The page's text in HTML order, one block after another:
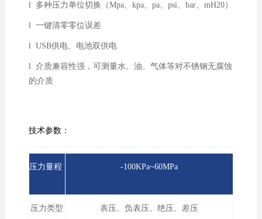
l 多种压力单位切换（Mpa、kpa、pa、psi、bar、mH20）
l 一键清零零位误差
l USB供电、电池双供电
l 介质兼容性强，可测量水、油、气体等对不锈钢无腐蚀
的介质
技术参数：
压力量程 -100KPa~60MPa
压力类型 表压、负表压、绝压、差压